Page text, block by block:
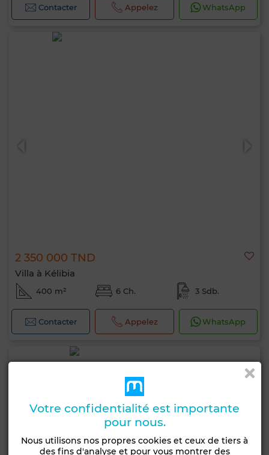
Contacter Appelez WhatsApp
2 350 000 TND
Villa à Kélibia
400 m² 6 Ch. 3 Sdb.
Contacter Appelez WhatsApp
Votre confidentialité est importante
pour nous.
Nous utilisons nos propres cookies et ceux de tiers à
des fins d'analyse et pour vous montrer des